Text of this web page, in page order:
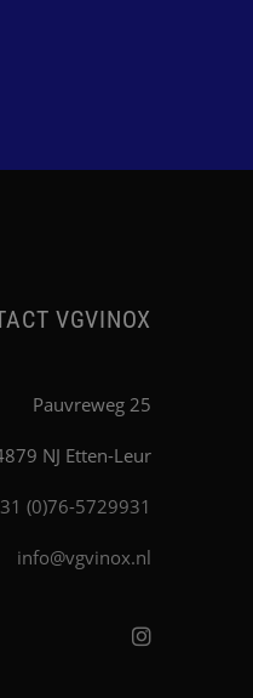
VGVINOX
Pauvreweg 25
NJ Etten-Leur
(0)76-5729931
info@vgvinox.nl